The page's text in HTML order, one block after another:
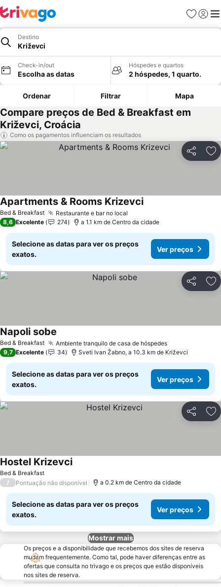
Favoritos
Iniciar
Destino
Križevci
Check-in/out
Escolha as datas
Hóspedes e quartos
2 hóspedes, 1 quarto.
Ordenar Filtrar Mapa
Compare preços de Bed & Breakfast em
Križevci, Croácia
Como os pagamentos influenciam os resultados
Partilhar
Bed & Breakfast Restaurante e bar no local
Apartments & Rooms KrizevciVer preços
8,6 Excelente 274 a 1.1 km de Centro da cidade
Selecione as datas para ver os preços
exatos.
Ver preços
Partilhar
Bed & Breakfast Ambiente tranquilo de casa de hóspedesVer preços
Napoli sobe
9,7 Excelente 34 Sveti Ivan Žabno, a 10.3 km de Križevci
Selecione as datas para ver os preços
exatos.
Ver preços
Partilhar
Bed & Breakfast
Hostel KrizevciVer preços
/ Pontuação não disponível a 0.2 km de Centro da cidade
Selecione as datas para ver os preços
exatos.
Ver preços
Mostrar mais
Os preços e a disponibilidade que recebemos dos sites de reserva
mudam frequentemente. Como tal, pode haver diferenças entre as
ofertas que consulta no trivago e os preços que estão disponíveis
nos sites de reserva.